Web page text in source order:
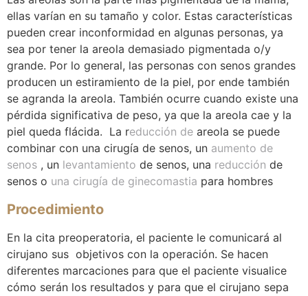
ellas varían en su tamaño y color. Estas características
pueden crear inconformidad en algunas personas, ya
sea por tener la areola demasiado pigmentada o/y
grande. Por lo general, las personas con senos grandes
producen un estiramiento de la piel, por ende también
se agranda la areola. También ocurre cuando existe una
pérdida significativa de peso, ya que la areola cae y la
piel queda flácida. La reducción de areola se puede
combinar con una cirugía de senos, un aumento de
senos , un levantamiento de senos, una reducción de
senos o una cirugía de ginecomastia para hombres
Procedimiento
En la cita preoperatoria, el paciente le comunicará al
cirujano sus objetivos con la operación. Se hacen
diferentes marcaciones para que el paciente visualice
cómo serán los resultados y para que el cirujano sepa